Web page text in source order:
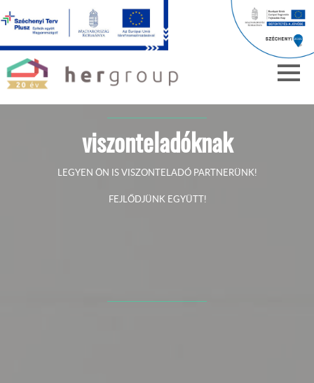
viszonteladóknak
LEGYEN ÖN IS VISZONTELADÓ PARTNERÜNK!
FEJLŐDJÜNK EGYÜTT!